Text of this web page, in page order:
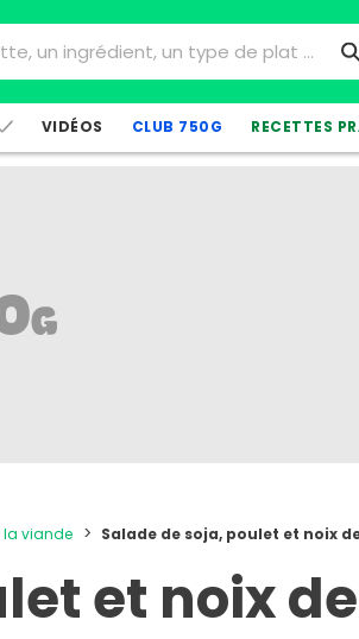
VIDÉOS CLUB 750G RECETTES
la viande Salade de soja, poulet et noix
et noix